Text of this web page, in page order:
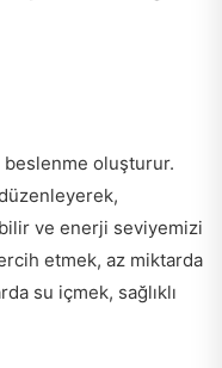
beslenme oluşturur.
düzenleyerek,
ve enerji seviyemizi
etmek, az miktarda
su içmek, sağlıklı